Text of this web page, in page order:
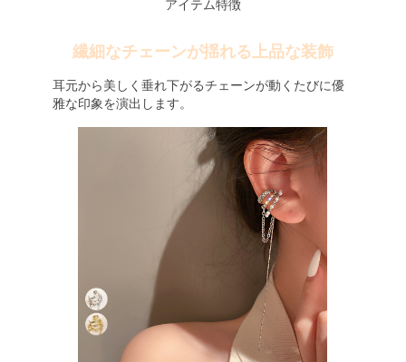
アイテム特徴
繊細なチェーンが揺れる上品な装飾
耳元から美しく垂れ下がるチェーンが動くたびに優
雅な印象を演出します。